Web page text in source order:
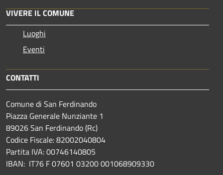
VIVERE IL COMUNE
Luoghi
Eventi
CONTATTI
Comune di San Ferdinando
Piazza Generale Nunziante 1
89026 San Ferdinando (Rc)
Codice Fiscale: 82002040804
Partita IVA: 00746140805
IBAN: IT76 F 07601 03200 001068909330